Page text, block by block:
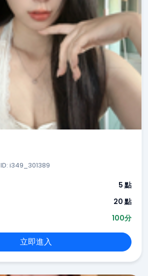
ID: i349_301389
5 點
20 點
100分
立即進入